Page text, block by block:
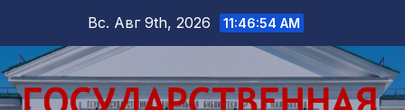
содержимому
Вс. Авг 9th, 2026 11:46:56 AM